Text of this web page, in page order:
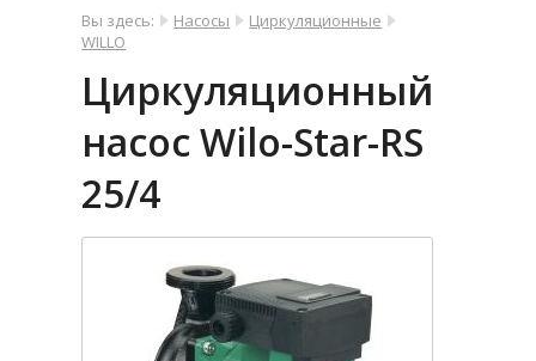
Вы здесь: Насосы
Циркуляционные
WILLO
Циркуляционный
насос Wilo-Star-RS
25/4